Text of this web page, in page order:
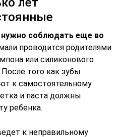
нужно соблюдать еще во
проводится родителями
или силиконового
того как зубы
к самостоятельному
и паста должны
ребенка.
к неправильному